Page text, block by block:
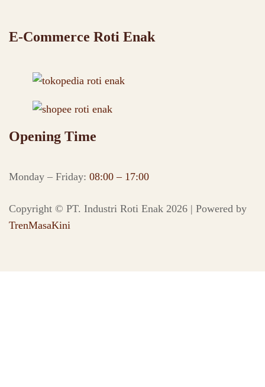
E-Commerce Roti Enak
Opening Time
Monday – Friday: 08:00 – 17:00
Copyright © PT. Industri Roti Enak 2026 | Powered by
TrenMasaKini